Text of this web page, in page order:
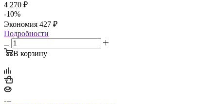
4 270 ₽
-10%
Экономия 427 ₽
Подробности
В корзину